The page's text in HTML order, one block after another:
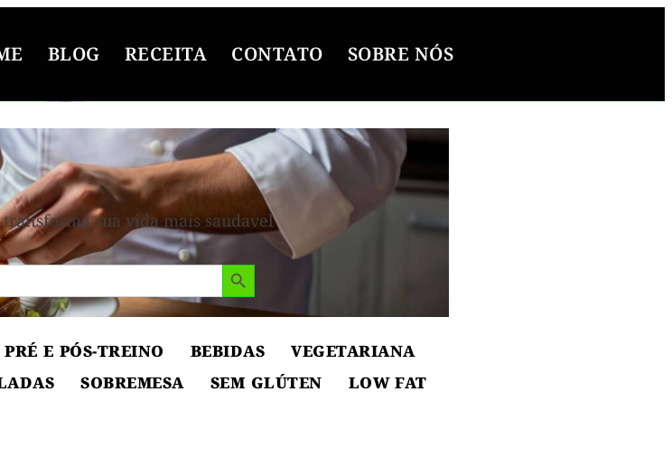
BLOG RECEITA CONTATO SOBRE NÓS
sua vida mais saudavel
Search Button
PRÉ E PÓS-TREINO BEBIDAS
VEGETARIANA
SOBREMESA SEM GLÚTEN LOW FAT